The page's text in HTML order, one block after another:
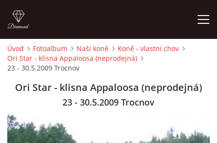
ÚVOD
KONTAKT
VÝCVIK KONÍ
Úvod Fotoalbum Naši koně
Koně - vlastní chov
Ori Star - klisna Appaloosa (neprodejná)
23 - 30.5.2009 Trocnov
Ori Star - klisna Appaloosa (neprodejná)
23 - 30.5.2009 Trocnov